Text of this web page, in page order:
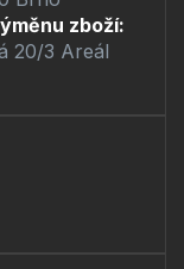
zboží:
20/3 Areál